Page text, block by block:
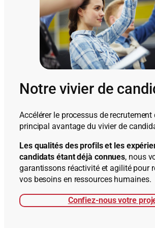
Notre vivier de
Accélérer le processus de
principal avantage du vivier de
Les qualités des profils et les
candidats étant déjà connues, nous
garantissons réactivité et agilité pour
vos besoins en ressources humaines.
Confiez-nous votre